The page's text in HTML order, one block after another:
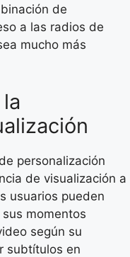
de
a las radios de
mucho más
personalización
de visualización a
usuarios pueden
momentos
según su
subtítulos en